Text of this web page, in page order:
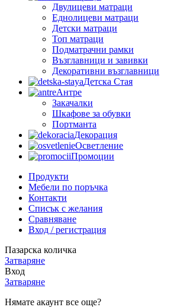
Двулицеви матраци
Еднолицеви матраци
Детски матраци
Топ матраци
Подматрачни рамки
Възглавници и завивки
Декоративни възглавници
Детска Стая
Антре
Закачалки
Шкафове за обувки
Портманта
Декорация
Осветление
Промоции
Продукти
Мебели по поръчка
Контакти
Списък с желания
Сравняване
Вход / регистрация
Пазарска количка
Затваряне
Вход
Затваряне
Нямате акаунт все още?